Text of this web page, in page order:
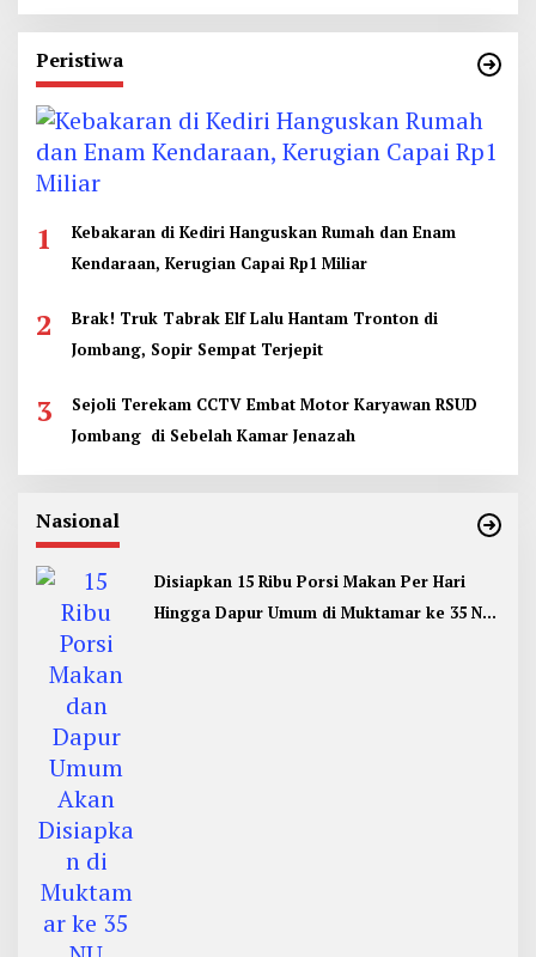
Peristiwa
1
Kebakaran di Kediri Hanguskan Rumah dan Enam
Kendaraan, Kerugian Capai Rp1 Miliar
2
Brak! Truk Tabrak Elf Lalu Hantam Tronton di
Jombang, Sopir Sempat Terjepit
3
Sejoli Terekam CCTV Embat Motor Karyawan RSUD
Jombang di Sebelah Kamar Jenazah
Nasional
Disiapkan 15 Ribu Porsi Makan Per Hari
Hingga Dapur Umum di Muktamar ke 35 NU